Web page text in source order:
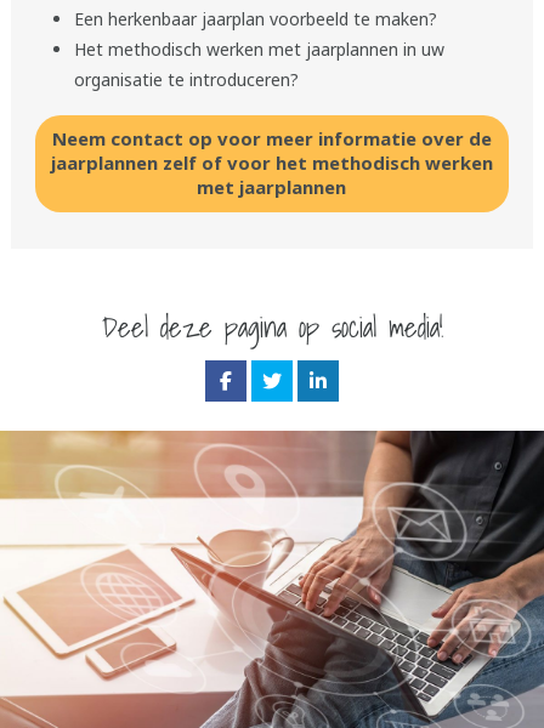
Een herkenbaar jaarplan voorbeeld te maken?
Het methodisch werken met jaarplannen in uw
organisatie te introduceren?
Neem contact op voor meer informatie over de
jaarplannen zelf of voor het methodisch werken
met jaarplannen
Deel deze pagina op social media!